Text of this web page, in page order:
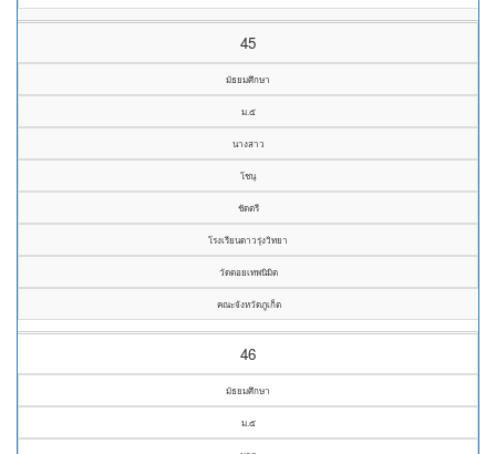
45
มัธยมศึกษา
ม.๕
นางสาว
โชนุ
ชัดตรี
โรงเรียนดาวรุ่งวิทยา
วัดดอยเทพนิมิต
คณะจังหวัดภูเก็ต
46
มัธยมศึกษา
ม.๕